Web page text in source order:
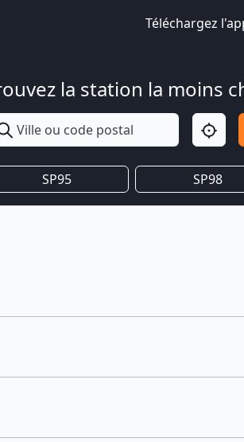
Téléchargez
la station la moins
SP95 SP98